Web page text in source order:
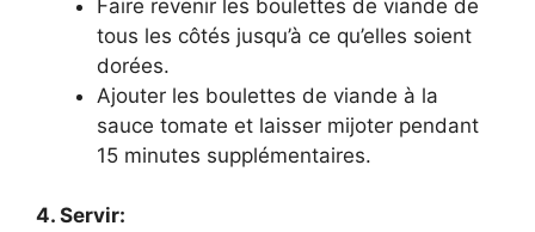
Faire revenir les boulettes de viande de
tous les côtés jusqu’à ce qu’elles soient
dorées.
Ajouter les boulettes de viande à la
sauce tomate et laisser mijoter pendant
15 minutes supplémentaires.
4. Servir: